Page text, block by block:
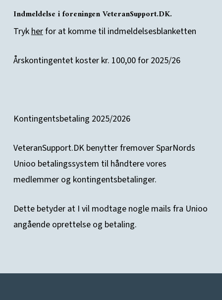
Indmeldelse i foreningen VeteranSupport.DK.
Tryk herfor at komme til indmeldelsesblanketten
Årskontingentet koster kr. 100,00 for 2025/26
Kontingentsbetaling 2025/2026
VeteranSupport.DK benytter fremover SparNords
Unioo betalingssystem til håndtere vores
medlemmer og kontingentsbetalinger.
Dette betyder at I vil modtage nogle mails fra Unioo
angående oprettelse og betaling.